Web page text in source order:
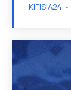
KIFISIA24 -